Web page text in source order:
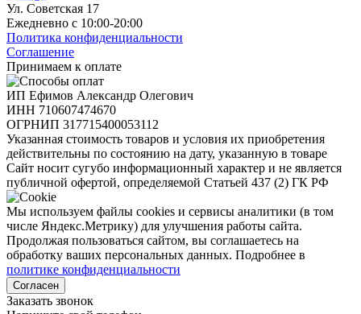
Ул. Советская 17
Ежедневно с 10:00-20:00
Политика конфиденциальности
Соглашение
Принимаем к оплате
ИП Ефимов Александр Олегович
ИНН 710607474670
ОГРНИП 317715400053112
Указанная стоимость товаров и условия их приобретения
действительны по состоянию на дату, указанную в товаре
Сайт носит сугубо информационный характер и не является
публичной офертой, определяемой Статьей 437 (2) ГК РФ
Мы используем файлы cookies и сервисы аналитики (в том
числе Яндекс.Метрику) для улучшения работы сайта.
Продолжая пользоваться сайтом, вы соглашаетесь на
обработку ваших персональных данных. Подробнее в
политике конфиденциальности
Согласен
Заказать звонок